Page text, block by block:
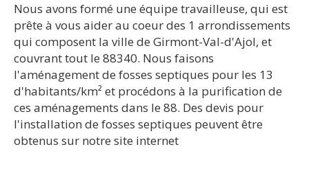
Nous avons formé une équipe travailleuse, qui est
prête à vous aider au coeur des 1 arrondissements
qui composent la ville de Girmont-Val-d'Ajol, et
couvrant tout le 88340. Nous faisons
l'aménagement de fosses septiques pour les 13
d'habitants/km² et procédons à la purification de
ces aménagements dans le 88. Des devis pour
l'installation de fosses septiques peuvent être
obtenus sur notre site internet